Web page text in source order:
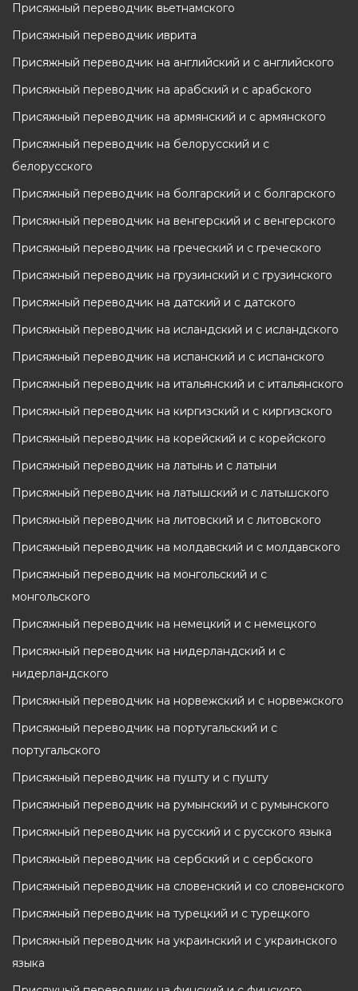
Присяжный переводчик вьетнамского
Присяжный переводчик иврита
Присяжный переводчик на английский и с английского
Присяжный переводчик на арабский и с арабского
Присяжный переводчик на армянский и с армянского
Присяжный переводчик на белорусский и с
белорусского
Присяжный переводчик на болгарский и с болгарского
Присяжный переводчик на венгерский и с венгерского
Присяжный переводчик на греческий и с греческого
Присяжный переводчик на грузинский и с грузинского
Присяжный переводчик на датский и с датского
Присяжный переводчик на исландский и с исландского
Присяжный переводчик на испанский и с испанского
Присяжный переводчик на итальянский и с итальянского
Присяжный переводчик на киргизский и с киргизского
Присяжный переводчик на корейский и с корейского
Присяжный переводчик на латынь и с латыни
Присяжный переводчик на латышский и с латышского
Присяжный переводчик на литовский и с литовского
Присяжный переводчик на молдавский и с молдавского
Присяжный переводчик на монгольский и с
монгольского
Присяжный переводчик на немецкий и с немецкого
Присяжный переводчик на нидерландский и с
нидерландского
Присяжный переводчик на норвежский и с норвежского
Присяжный переводчик на португальский и с
португальского
Присяжный переводчик на пушту и с пушту
Присяжный переводчик на румынский и с румынского
Присяжный переводчик на русский и с русского языка
Присяжный переводчик на сербский и с сербского
Присяжный переводчик на словенский и со словенского
Присяжный переводчик на турецкий и с турецкого
Присяжный переводчик на украинский и с украинского
языка